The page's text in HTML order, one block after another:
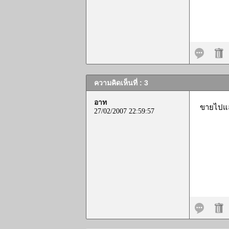
ความคิดเห็นที่ : 3
อาท
27/02/2007 22:59:57 ขายไป